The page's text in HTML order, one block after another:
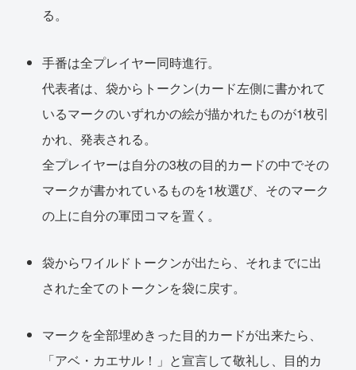
る。
手番は全プレイヤー同時進行。
代表者は、袋からトークン(カード左側に書かれて
いるマークのいずれかの絵が描かれたものが1枚引
かれ、発表される。
全プレイヤーは自分の3枚の目的カードの中でその
マークが書かれているものを1枚選び、そのマーク
の上に自分の軍団コマを置く。
袋からワイルドトークンが出たら、それまでに出
された全てのトークンを袋に戻す。
マークを全部埋めきった目的カードが出来たら、
「アベ・カエサル！」と宣言して敬礼し、目的カ